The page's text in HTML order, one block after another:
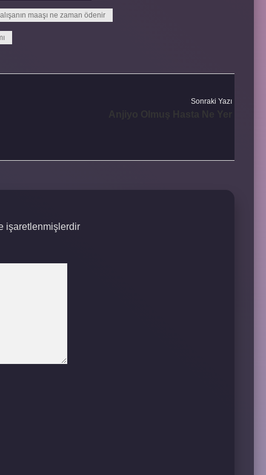
maaşı ne zaman ödenir
Sonraki Yazı
işaretlenmişlerdir